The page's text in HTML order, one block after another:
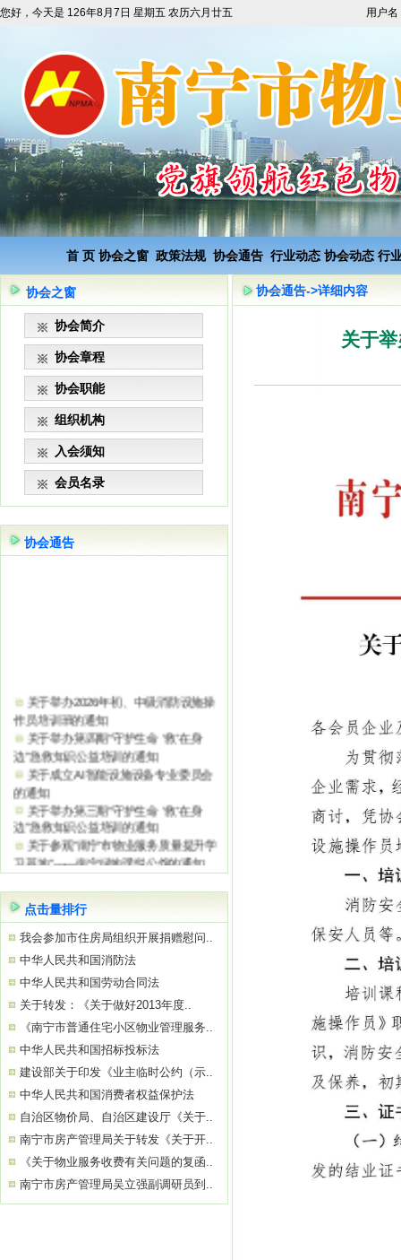
您好，今天是 126年8月7日 星期五 农历六月廿五 用户名
首 页 协会之窗 政策法规 协会通告 行业动态 协会动态 行
协会之窗
协会简介
协会章程
协会职能
组织机构
入会须知
会员名录
协会通告
作员培训班的通知
关于举办第四期“守护生命 ‘救’在身
边”急救知识公益培训的通知
关于成立AI智能设施设备专业委员会
的通知
关于举办第三期“守护生命 ‘救’在身
边”急救知识公益培训的通知
关于参观“南宁市物业服务质量提升学
习基地”——南宁绿地璞悦公馆的通知
关于举办2026年初、中级消防设施操
关于参观“南宁市物业服务质量提升学
习基地”——南宁中国太平金融大厦的通
知
效”公益培训的通知
点击量排行
我会参加市住房局组织开展捐赠慰问..
中华人民共和国消防法
中华人民共和国劳动合同法
关于转发：《关于做好2013年度..
《南宁市普通住宅小区物业管理服务..
中华人民共和国招标投标法
建设部关于印发《业主临时公约（示..
中华人民共和国消费者权益保护法
自治区物价局、自治区建设厅《关于..
南宁市房产管理局关于转发《关于开..
《关于物业服务收费有关问题的复函..
南宁市房产管理局吴立强副调研员到..
协会通告->详细内容
关于